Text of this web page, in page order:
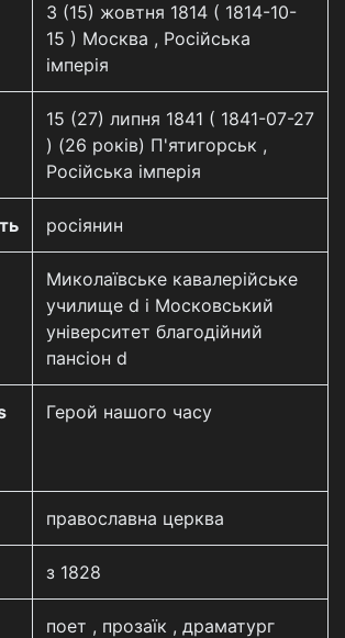
3 (15) жовтня 1814 ( 1814-10-
15 ) Москва , Російська
імперія
15 (27) липня 1841 ( 1841-07-27
) (26 років) П'ятигорськ ,
Російська імперія
росіянин
Миколаївське кавалерійське
училище d і Московський
університет благодійний
пансіон d
Герой нашого часу
православна церква
з 1828
поет , прозаїк , драматург